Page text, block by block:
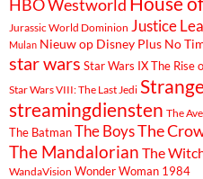
HBO Westworld
Jurassic World Dominion Justice
Mulan Nieuw op Disney Plus No
star wars Star Wars IX The Rise
Star Wars VIII: The Last Jedi
streamingdiensten The
The BatmanThe BoysThe
The Mandalorian The
WandaVision Wonder Woman 1984